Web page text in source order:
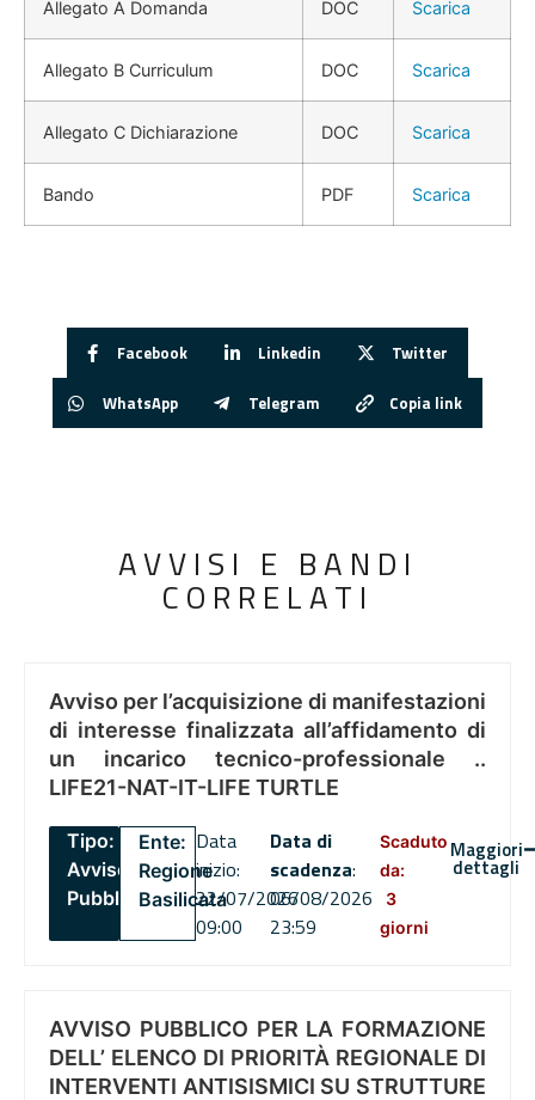
Allegato A Domanda DOC Scarica
Allegato B Curriculum DOC Scarica
Allegato C Dichiarazione DOC Scarica
Bando PDF Scarica
Facebook Linkedin Twitter
WhatsApp Telegram Copia link
AVVISI E BANDI
CORRELATI
Avviso per l’acquisizione di manifestazioni
di interesse finalizzata all’affidamento di
un incarico tecnico-professionale ..
LIFE21-NAT-IT-LIFE TURTLE
Tipo:
Avviso
Pubblico
Ente:
Regione
Basilicata
Data
inizio:
22/07/2026
09:00
Data di
scadenza:
06/08/2026
23:59
Scaduto
da:
3
giorni
Maggiori
dettagli
AVVISO PUBBLICO PER LA FORMAZIONE
DELL’ ELENCO DI PRIORITÀ REGIONALE DI
INTERVENTI ANTISISMICI SU STRUTTURE